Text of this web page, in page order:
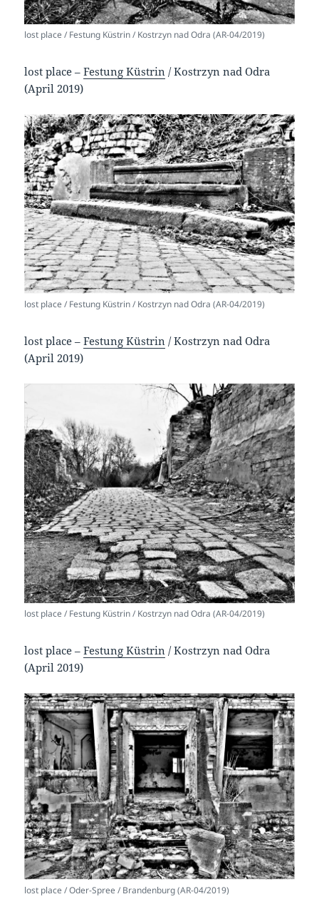
lost place / Festung Küstrin / Kostrzyn nad Odra (AR-04/2019)
lost place –Festung Küstrin / Kostrzyn nad Odra
(April 2019)
lost place / Festung Küstrin / Kostrzyn nad Odra (AR-04/2019)
lost place –Festung Küstrin / Kostrzyn nad Odra
(April 2019)
lost place / Festung Küstrin / Kostrzyn nad Odra (AR-04/2019)
lost place –Festung Küstrin / Kostrzyn nad Odra
(April 2019)
lost place / Oder-Spree / Brandenburg (AR-04/2019)